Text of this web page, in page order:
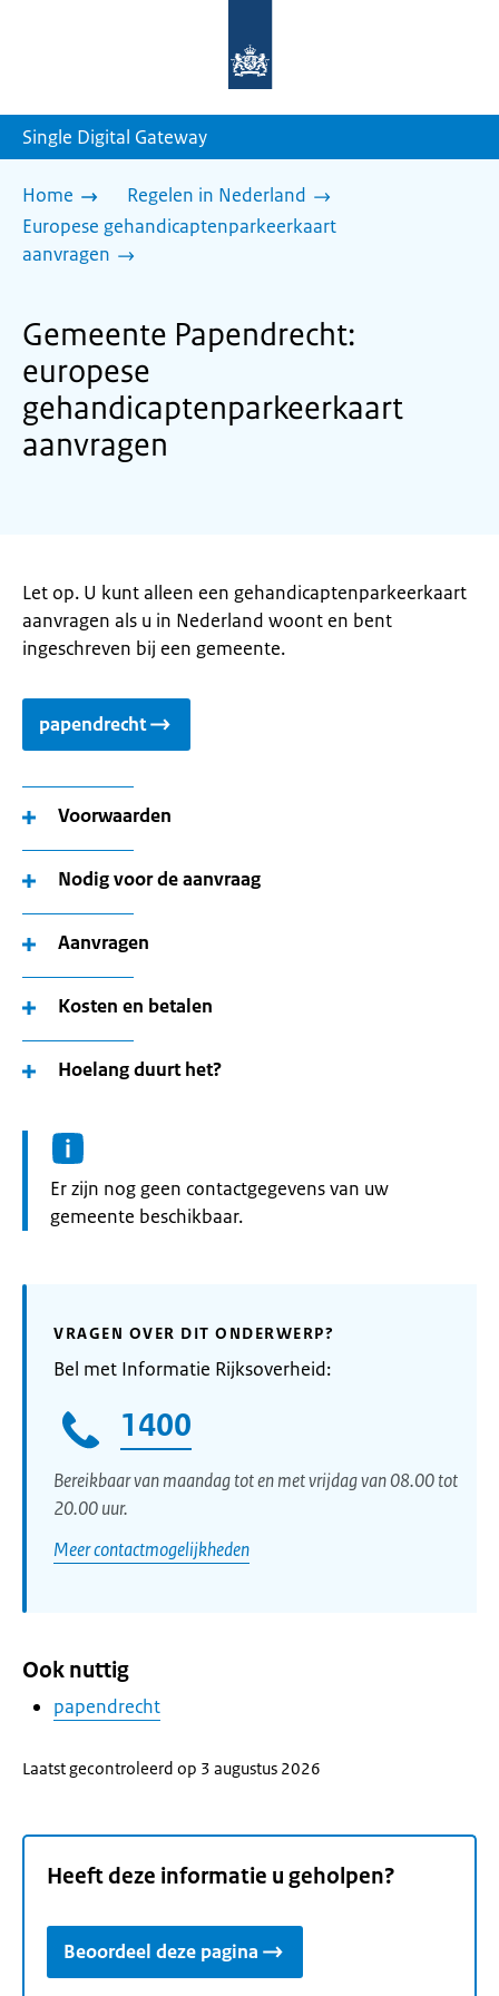
homepage
Single Digital Gateway
Home
Regelen in Nederland
Europese gehandicaptenparkeerkaart
aanvragen
Gemeente Papendrecht:
europese
gehandicaptenparkeerkaart
aanvragen
Let op. U kunt alleen een gehandicaptenparkeerkaart
aanvragen als u in Nederland woont en bent
ingeschreven bij een gemeente.
papendrecht
Voorwaarden
Nodig voor de aanvraag
Aanvragen
Kosten en betalen
Hoelang duurt het?
Informatie:
Er zijn nog geen contactgegevens van uw
gemeente beschikbaar.
VRAGEN OVER DIT ONDERWERP?
Bel met Informatie Rijksoverheid:
1400
Bereikbaar van maandag tot en met vrijdag van 08.00 tot
20.00 uur.
Meer contactmogelijkheden
Ook nuttig
papendrecht
Laatst gecontroleerd op 3 augustus 2026
Heeft deze informatie u geholpen?
Beoordeel deze pagina